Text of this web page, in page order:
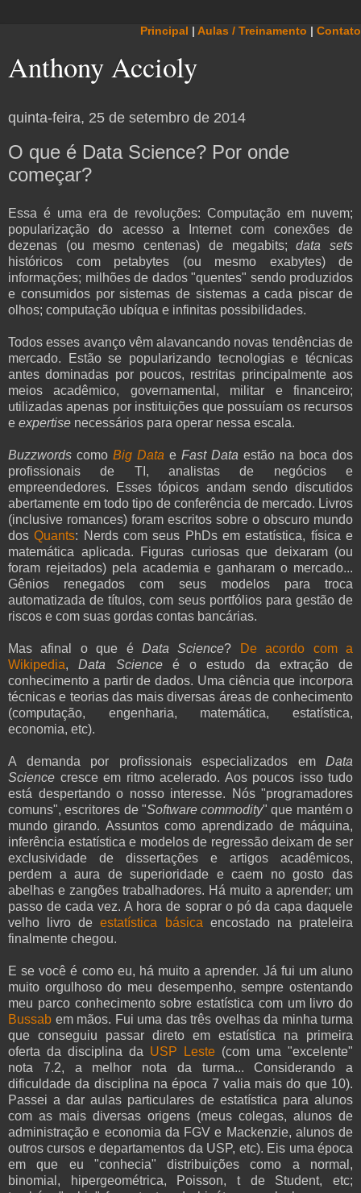
Principal | Aulas / Treinamento | Contato
Anthony Accioly
quinta-feira, 25 de setembro de 2014
O que é Data Science? Por onde
começar?
Essa é uma era de revoluções: Computação em nuvem;
popularização do acesso a Internet com conexões de
dezenas (ou mesmo centenas) de megabits;data sets
históricos com petabytes (ou mesmo exabytes) de
informações; milhões de dados "quentes" sendo produzidos
e consumidos por sistemas de sistemas a cada piscar de
olhos; computação ubíqua e infinitas possibilidades.
Todos esses avanço vêm alavancando novas tendências de
mercado. Estão se popularizando tecnologias e técnicas
antes dominadas por poucos, restritas principalmente aos
meios acadêmico, governamental, militar e financeiro;
utilizadas apenas por instituições que possuíam os recursos
e expertise necessários para operar nessa escala.
Buzzwords como Big Data e Fast Data estão na boca dos
profissionais de TI, analistas de negócios e
empreendedores. Esses tópicos andam sendo discutidos
abertamente em todo tipo de conferência de mercado. Livros
(inclusive romances) foram escritos sobre o obscuro mundo
dosQuants: Nerds com seus PhDs em estatística, física e
matemática aplicada. Figuras curiosas que deixaram (ou
foram rejeitados) pela academia e ganharam o mercado...
Gênios renegados com seus modelos para troca
automatizada de títulos, com seus portfólios para gestão de
riscos e com suas gordas contas bancárias.
Mas afinal o que é Data Science?
De acordo com a
Wikipedia,Data Scienceé o estudo da extração de
conhecimento a partir de dados. Uma ciência que incorpora
técnicas e teorias das mais diversas áreas de conhecimento
(computação, engenharia, matemática, estatística,
economia, etc).
A demanda por profissionais especializados em Data
Science cresce em ritmo acelerado. Aos poucos isso tudo
está despertando o nosso interesse. Nós "programadores
comuns", escritores de "Software commodity" que mantém o
mundo girando. Assuntos como aprendizado de máquina,
inferência estatística e modelos de regressão deixam de ser
exclusividade de dissertações e artigos acadêmicos,
perdem a aura de superioridade e caem no gosto das
abelhas e zangões trabalhadores. Há muito a aprender; um
passo de cada vez. A hora de soprar o pó da capa daquele
velho livro deestatística básica encostado na prateleira
finalmente chegou.
E se você é como eu, há muito a aprender. Já fui um aluno
muito orgulhoso do meu desempenho, sempre ostentando
meu parco conhecimento sobre estatística com um livro do
Bussab em mãos. Fui uma das três ovelhas da minha turma
que conseguiu passar direto em estatística na primeira
oferta da disciplina da USP Leste (com uma "excelente"
nota 7.2, a melhor nota da turma... Considerando a
dificuldade da disciplina na época 7 valia mais do que 10).
Passei a dar aulas particulares de estatística para alunos
com as mais diversas origens (meus colegas, alunos de
administração e economia da FGV e Mackenzie, alunos de
outros cursos e departamentos da USP, etc). Eis uma época
em que eu "conhecia" distribuições como a normal,
binomial, hipergeométrica, Poisson, t de Student, etc;